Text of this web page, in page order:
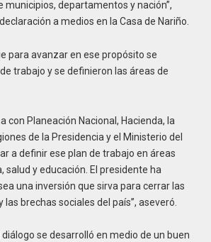
municipios, departamentos y nación”,
a medios en la Casa de Nariño.
para avanzar en ese propósito se
trabajo y se definieron las áreas de
con Planeación Nacional, Hacienda, la
de la Presidencia y el Ministerio del
a definir ese plan de trabajo en áreas
y educación. El presidente ha
una inversión que sirva para cerrar las
brechas sociales del país”, aseveró.
se desarrolló en medio de un buen